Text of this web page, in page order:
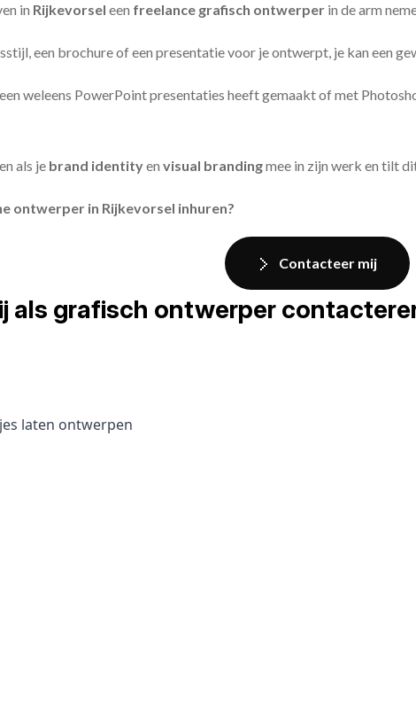
in Rijkevorsel een freelance grafisch ontwerper in de arm
een brochure of een presentatie voor je ontwerpt, je kan een
weleens PowerPoint presentaties heeft gemaakt of met
als je brand identityen visual brandingmee in zijn werk en tilt
ontwerper in Rijkevorsel inhuren?
Contacteer mij
als grafisch ontwerper
laten ontwerpen